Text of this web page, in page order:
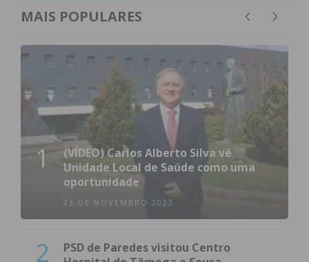
MAIS POPULARES
1
(VÍDEO) Carlos Alberto Silva vê
Unidade Local de Saúde como uma
oportunidade
23 DE NOVEMBRO 2023
2
PSD de Paredes visitou Centro